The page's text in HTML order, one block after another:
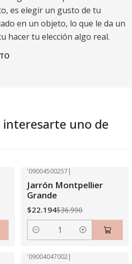
es elegir un gusto de tu
en un objeto, lo que le da un
hacer tu elección algo real.
uno de
'09004500257 |
Jarrón Montpellier
Grande
$22.194$36.990
Cantidad
'09004047002|